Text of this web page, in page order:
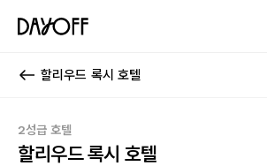
할리우드 록시 호텔
2성급 호텔
할리우드 록시 호텔